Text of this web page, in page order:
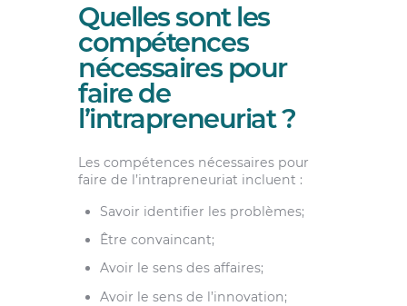
Quelles sont les
compétences
nécessaires pour
faire de
l’intrapreneuriat ?
Les compétences nécessaires pour
faire de l’intrapreneuriat incluent :
Savoir identifier les problèmes;
Être convaincant;
Avoir le sens des affaires;
Avoir le sens de l’innovation;